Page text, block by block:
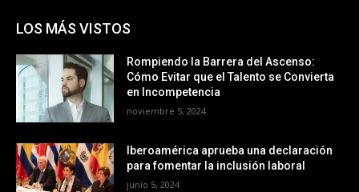
LOS MÁS VISTOS
Rompiendo la Barrera del Ascenso:
Cómo Evitar que el Talento se Convierta
en Incompetencia
noviembre 5, 2024
Iberoamérica aprueba una declaración
para fomentar la inclusión laboral
junio 5, 2024